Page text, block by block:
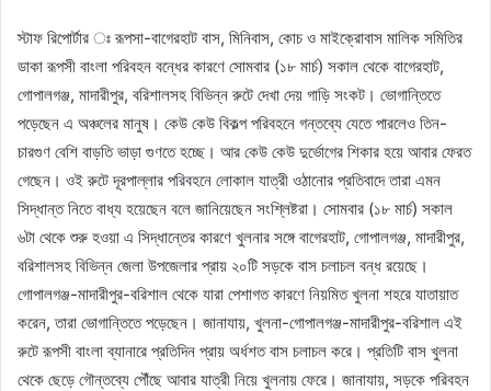
স্টাফ রিপোর্টার ঃ রূপসা-বাগেরহাট বাস, মিনিবাস, কোচ ও মাইক্রোবাস মালিক সমিতির
ডাকা রূপসী বাংলা পরিবহন বন্ধের কারণে সোমবার (১৮ মার্চ) সকাল থেকে বাগেরহাট,
গোপালগঞ্জ, মাদারীপুর, বরিশালসহ বিভিন্ন রুটে দেখা দেয় গাড়ি সংকট। ভোগান্তিতে
পড়েছেন এ অঞ্চলের মানুষ। কেউ কেউ বিকল্প পরিবহনে গন্তব্যে যেতে পারলেও তিন-
চারগুণ বেশি বাড়তি ভাড়া গুণতে হচ্ছে। আর কেউ কেউ দুর্ভোগের শিকার হয়ে আবার ফেরত
গেছেন। ওই রুটে দূরপাল্লার পরিবহনে লোকাল যাত্রী ওঠানোর প্রতিবাদে তারা এমন
সিদ্ধান্ত নিতে বাধ্য হয়েছেন বলে জানিয়েছেন সংশ্লিষ্টরা। সোমবার (১৮ মার্চ) সকাল
৬টা থেকে শুরু হওয়া এ সিদ্ধান্তের কারণে খুলনার সঙ্গে বাগেরহাট, গোপালগঞ্জ, মাদারীপুর,
বরিশালসহ বিভিন্ন জেলা উপজেলার প্রায় ২০টি সড়কে বাস চলাচল বন্ধ রয়েছে।
গোপালগঞ্জ-মাদারীপুর-বরিশাল থেকে যারা পেশাগত কারণে নিয়মিত খুলনা শহরে যাতায়াত
করেন, তারা ভোগান্তিতে পড়েছেন। জানাযায়, খুলনা-গোপালগঞ্জ-মাদারীপুর-বরিশাল এই
রুটে রূপসী বাংলা ব্যানারে প্রতিদিন প্রায় অর্ধশত বাস চলাচল করে। প্রতিটি বাস খুলনা
থেকে ছেড়ে গৌন্তব্যে পৌঁছে আবার যাত্রী নিয়ে খুলনায় ফেরে। জানাযায়, সড়কে পরিবহন